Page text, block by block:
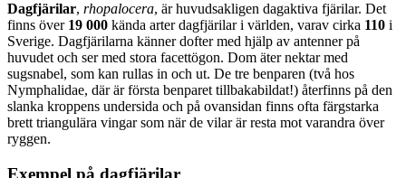
Dagfjärilar, rhopalocera, är huvudsakligen dagaktiva fjärilar. Det
finns över 19 000 kända arter dagfjärilar i världen, varav cirka 110 i
Sverige. Dagfjärilarna känner dofter med hjälp av antenner på
huvudet och ser med stora facettögon. Dom äter nektar med
sugsnabel, som kan rullas in och ut. De tre benparen (två hos
Nymphalidae, där är första benparet tillbakabildat!) återfinns på den
slanka kroppens undersida och på ovansidan finns ofta färgstarka
brett triangulära vingar som när de vilar är resta mot varandra över
ryggen.
Exempel på dagfjärilar